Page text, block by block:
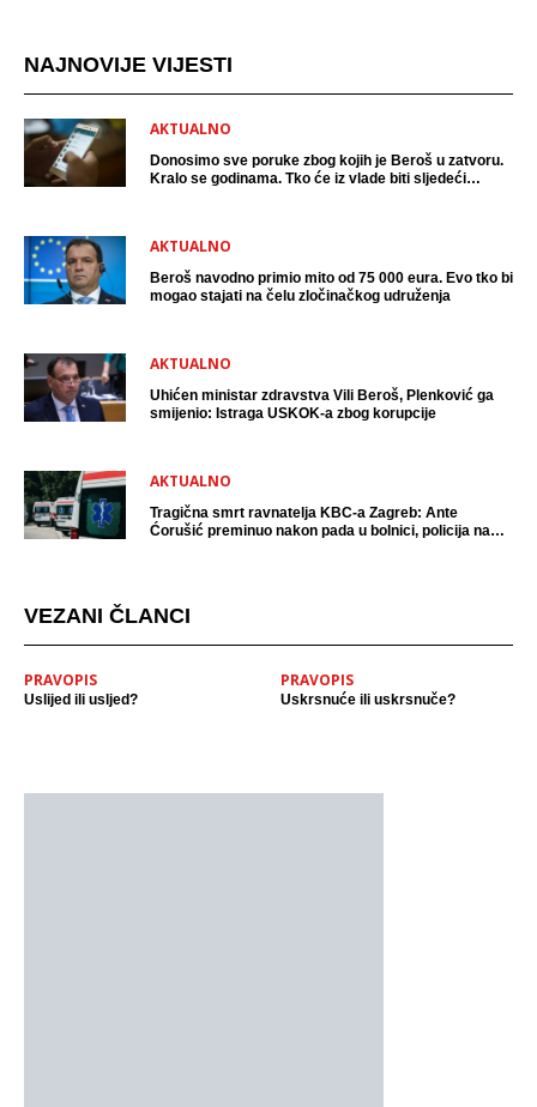
NAJNOVIJE VIJESTI
AKTUALNO
Donosimo sve poruke zbog kojih je Beroš u zatvoru.
Kralo se godinama. Tko će iz vlade biti sljedeći
AKTUALNO
Beroš navodno primio mito od 75 000 eura. Evo tko bi
mogao stajati na čelu zločinačkog udruženja
AKTUALNO
Uhićen ministar zdravstva Vili Beroš, Plenković ga
smijenio: Istraga USKOK-a zbog korupcije
AKTUALNO
Tragična smrt ravnatelja KBC-a Zagreb: Ante
Ćorušić preminuo nakon pada u bolnici, policija na
VEZANI ČLANCI
PRAVOPIS
Uslijed ili usljed?
PRAVOPIS
Uskrsnuće ili uskrsnuče?